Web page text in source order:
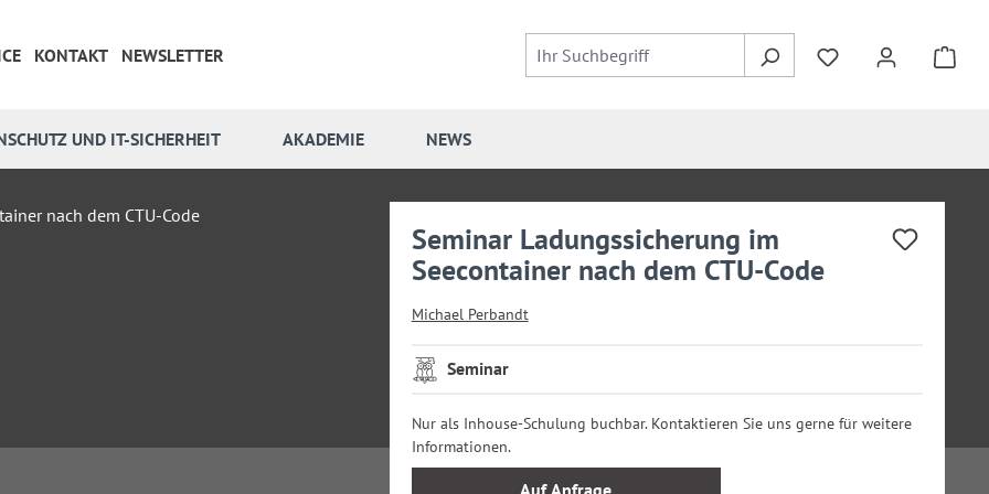
KONTAKT NEWSLETTER
UND IT-SICHERHEIT AKADEMIE NEWS
Seminar Ladungssicherung im
Seecontainer nach dem CTU-Code
Michael Perbandt
Seminar
Nur als Inhouse-Schulung buchbar. Kontaktieren Sie uns gerne für weitere
Informationen.